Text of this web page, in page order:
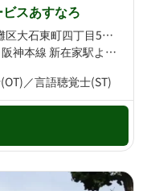
スあすなろ
〒657-0043 兵庫県神戸市灘区大石東町四丁目5番18 メゾン・ド・平岡2番館1階1A号室
阪神本線 大石駅より徒歩5分 阪神本線 新在家駅より徒歩7分
／言語聴覚士(ST)